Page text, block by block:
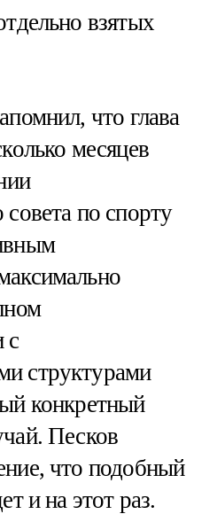
взятых
что глава
месяцев
совета по спорту
с
структурами
конкретный
Песков
что подобный
и на этот раз.